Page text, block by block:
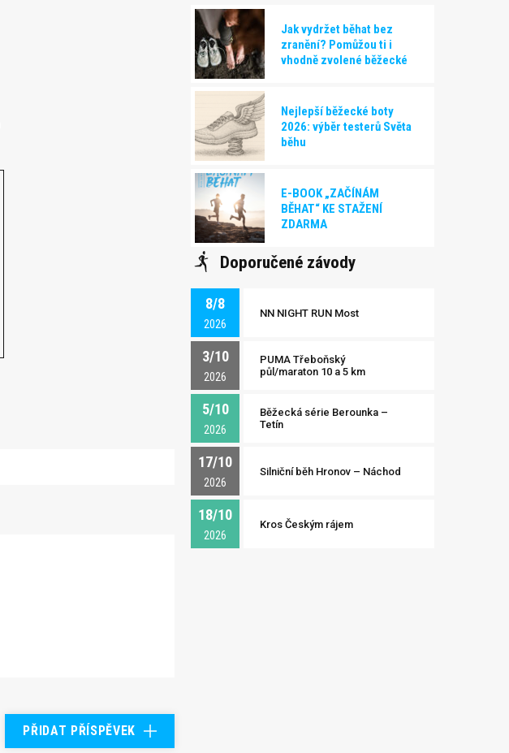
PŘIDAT PŘÍSPĚVEK
Jak vydržet běhat bez
zranění? Pomůžou ti i
vhodně zvolené běžecké
Nejlepší běžecké boty
2026: výběr testerů Světa
běhu
E-BOOK „ZAČÍNÁM
BĚHAT“ KE STAŽENÍ
ZDARMA
Doporučené závody
8/8
2026
NN NIGHT RUN Most
3/10
2026
PUMA Třeboňský
půl/maraton 10 a 5 km
5/10
2026
Běžecká série Berounka –
Tetín
17/10
2026
Silniční běh Hronov – Náchod
18/10
2026
Kros Českým rájem